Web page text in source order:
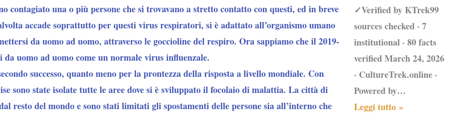
contagiato una o più persone che si trovavano a stretto contatto con questi, ed in breve
accade soprattutto per questi virus respiratori, si è adattato all’organismo umano
da uomo ad uomo, attraverso le goccioline del respiro. Ora sappiamo che il 2019-
uomo ad uomo come un normale virus influenzale.
successo, quanto meno per la prontezza della risposta a livello mondiale. Con
sono state isolate tutte le aree dove si è sviluppato il focolaio di malattia. La città di
resto del mondo e sono stati limitati gli spostamenti delle persone sia all’interno che
✓Verified by KTrek99
sources checked · 7
institutional · 80 facts
verified March 24, 2026
· CultureTrek.online ·
Powered by…
Leggi tutto »